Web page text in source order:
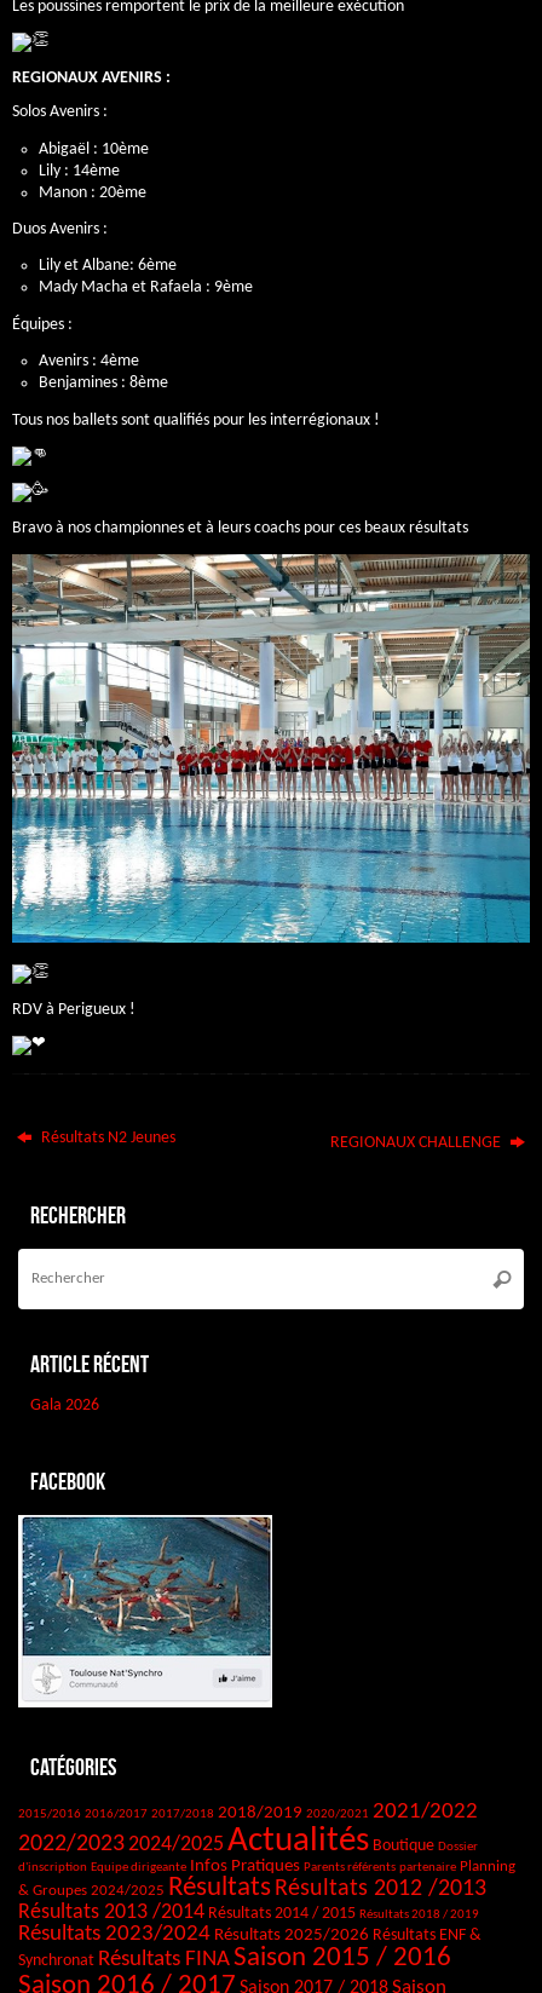
Les poussines remportent le prix de la meilleure exécution
REGIONAUX AVENIRS :
Solos Avenirs :
Abigaël : 10ème
Lily : 14ème
Manon : 20ème
Duos Avenirs :
Lily et Albane: 6ème
Mady Macha et Rafaela : 9ème
Équipes :
Avenirs : 4ème
Benjamines : 8ème
Tous nos ballets sont qualifiés pour les interrégionaux !
Bravo à nos championnes et à leurs coachs pour ces beaux résultats
RDV à Perigueux !
Résultats N2 Jeunes REGIONAUX CHALLENGE
Rechercher
Article récent
Gala 2026
Facebook
Catégories
2015/2016 2016/2017 2017/2018 2018/2019 2020/2021 2021/2022
2022/20232024/2025 Actualités Boutique Dossier
d'inscription Equipe dirigeante Infos Pratiques Parents référents partenaire Planning
& Groupes 2024/2025 Résultats Résultats 2012 /2013
Résultats 2013 /2014 Résultats 2014 / 2015 Résultats 2018 / 2019
Résultats 2023/2024 Résultats 2025/2026 Résultats ENF &
Synchronat Résultats FINASaison 2015 / 2016
Saison 2016 / 2017 Saison 2017 / 2018Saison